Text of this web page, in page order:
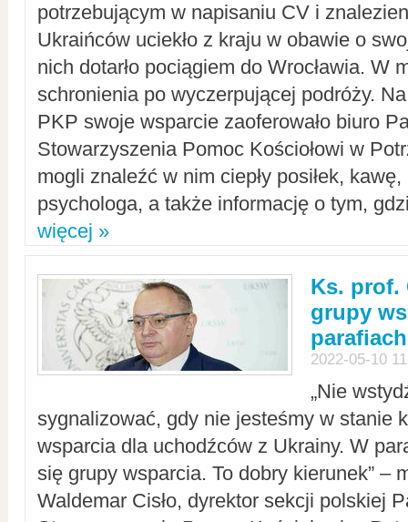
potrzebującym w napisaniu CV i
Ukraińców uciekło z kraju w obawie o
nich dotarło pociągiem do Wrocławia. W
schronienia po wyczerpującej podróży.
PKP swoje wsparcie zaoferowało biuro
Stowarzyszenia Pomoc Kościołowi w
mogli znaleźć w nim ciepły posiłek,
psychologa, a także informację o tym,
więcej »
Ks. prof.
grupy
parafiach
2022-05-10
„Nie
sygnalizować, gdy nie jesteśmy w stanie
wsparcia dla uchodźców z Ukrainy. W
się grupy wsparcia. To dobry kierunek” –
Waldemar Cisło, dyrektor sekcji polskiej